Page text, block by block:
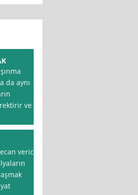
da aynı
ve
verici